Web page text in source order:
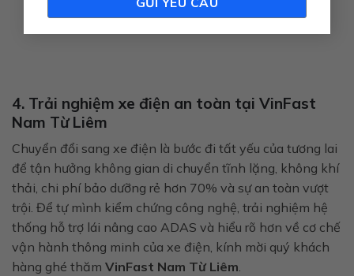
4. Trải nghiệm xe điện an toàn tại VinFast
Nam Từ Liêm
Chuyển đổi sang xe điện là bước đi tất yếu của tương lai
để tận hưởng không gian di chuyển tĩnh lặng, không khí
thải, chi phí bảo dưỡng rẻ hơn 70% và sự an toàn vượt
trội. Để tự mình kiểm chứng công nghệ, trải nghiệm hệ
thống hỗ trợ lái nâng cao ADAS và hiểu rõ hơn về cơ chế
vận hành thông minh của xe điện, kính mời quý khách
hàng ghé thăm VinFast Nam Từ Liêm.